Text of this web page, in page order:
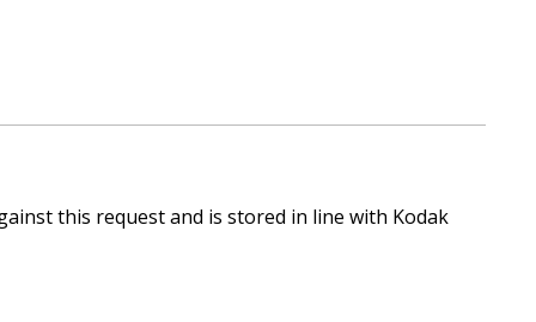
this request and is stored in line with Kodak